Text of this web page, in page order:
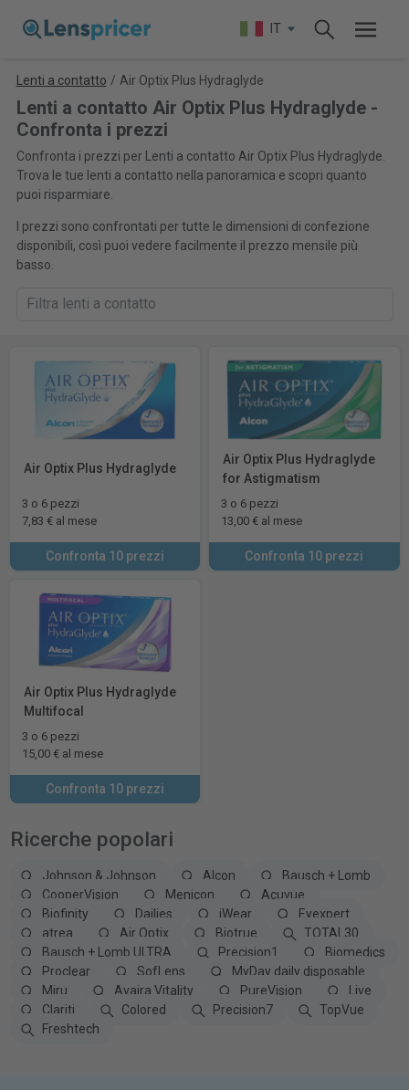
IT
Lenti a contatto / Air Optix Plus Hydraglyde
Lenti a contatto Air Optix Plus Hydraglyde -
Confronta i prezzi
Confronta i prezzi per Lenti a contatto Air Optix Plus Hydraglyde.
Trova le tue lenti a contatto nella panoramica e scopri quanto
puoi risparmiare.
I prezzi sono confrontati per tutte le dimensioni di confezione
disponibili, così puoi vedere facilmente il prezzo mensile più
basso.
Air Optix Plus Hydraglyde
3 o 6 pezzi
7,83 € al mese
Confronta 10 prezzi
Air Optix Plus Hydraglyde
for Astigmatism
3 o 6 pezzi
13,00 € al mese
Confronta 10 prezzi
Air Optix Plus Hydraglyde
Multifocal
3 o 6 pezzi
15,00 € al mese
Confronta 10 prezzi
Ricerche popolari
Johnson & Johnson Alcon
Bausch + Lomb
CooperVision
Menicon
Acuvue
Biofinity
Dailies iWear
Eyexpert
atrea
Air Optix Biotrue
TOTAL30
Bausch + Lomb ULTRA
Precision1
Biomedics
Proclear
SofLens
MyDay daily disposable
Miru
Avaira Vitality PureVision
Live
Clariti
Colored Precision7
TopVue
Freshtech